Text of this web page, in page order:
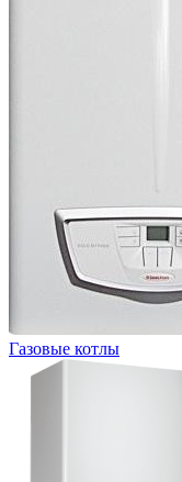
Газовые котлы